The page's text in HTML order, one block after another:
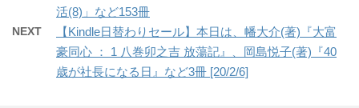
活(8)」など153冊
NEXT
【Kindle日替わりセール】本日は、幡大介(著)『大富
豪同心 ： 1 八巻卯之吉 放蕩記』、岡島悦子(著)『40
歳が社長になる日』など3冊 [20/2/6]